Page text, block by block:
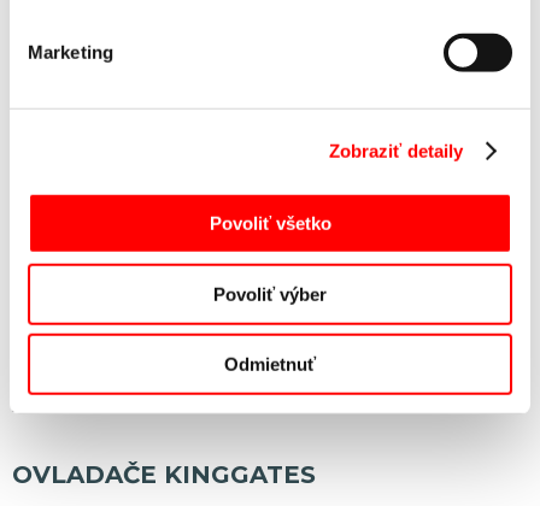
Marketing
Zobraziť detaily
Povoliť všetko
Povoliť výber
Odmietnuť
kanálmi.
Nová modelová rada s bi-linked technológiou so 128-bitovým
OVLADAČE KINGGATES